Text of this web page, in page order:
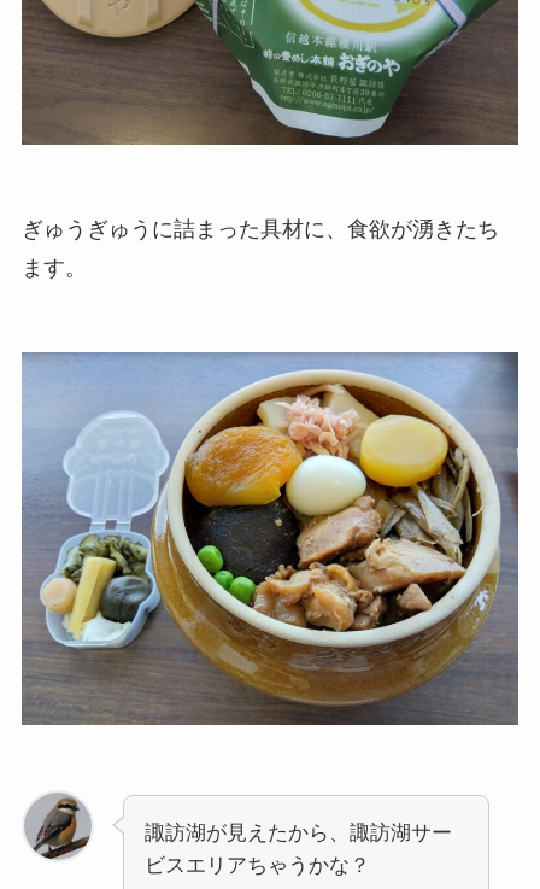
ぎゅうぎゅうに詰まった具材に、食欲が湧きたち
ます。
諏訪湖が見えたから、諏訪湖サー
ビスエリアちゃうかな？